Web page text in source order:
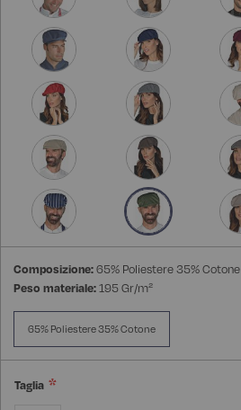
Composizione:65% Poliestere 35% Cotone
Peso materiale:195 Gr/m²
65% Poliestere 35% Cotone
Taglia